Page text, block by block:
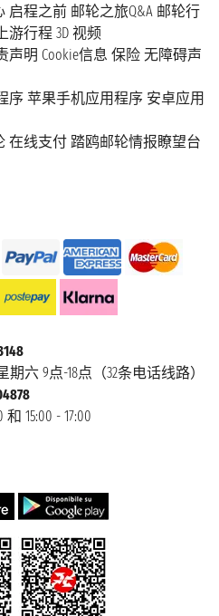
启程之前 邮轮之旅Q&A 邮轮行
游行程 3D 视频
声明 Cookie信息 保险 无障碍声
序 苹果手机应用程序 安卓应用
在线支付 踏鸥邮轮情报瞭望台
六 9点-18点（32条电话线路）
15:00 - 17:00